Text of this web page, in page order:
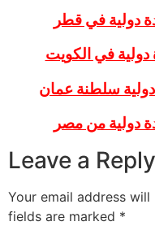
دولية في قطر
دولية في الكويت
سلطنة عمان
دولية من مصر
Leave a Reply
Your email address
fields are marked *